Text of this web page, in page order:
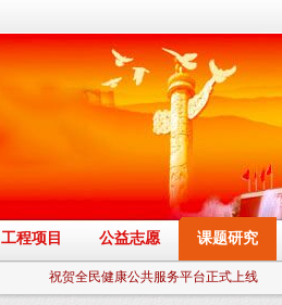
工程项目 公益志愿 课题研究
祝贺全民健康公共服务平台正式上线